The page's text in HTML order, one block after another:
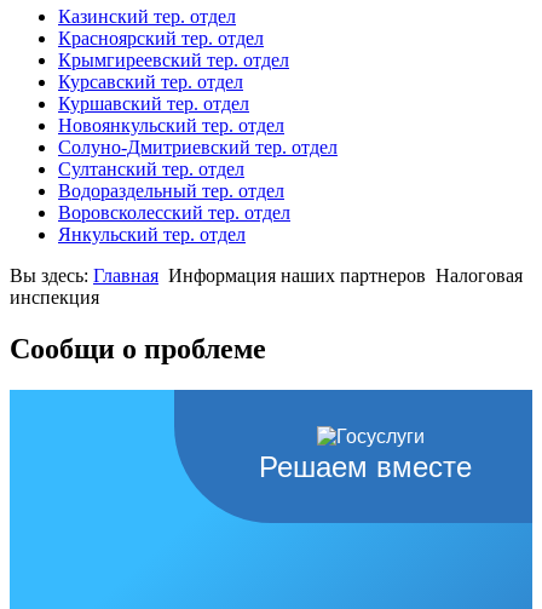
Казинский тер. отдел
Красноярский тер. отдел
Крымгиреевский тер. отдел
Курсавский тер. отдел
Куршавский тер. отдел
Новоянкульский тер. отдел
Солуно-Дмитриевский тер. отдел
Султанский тер. отдел
Водораздельный тер. отдел
Воровсколесский тер. отдел
Янкульский тер. отдел
Вы здесь: Главная Информация наших партнеров Налоговая
инспекция
Сообщи о проблеме
Решаем вместе